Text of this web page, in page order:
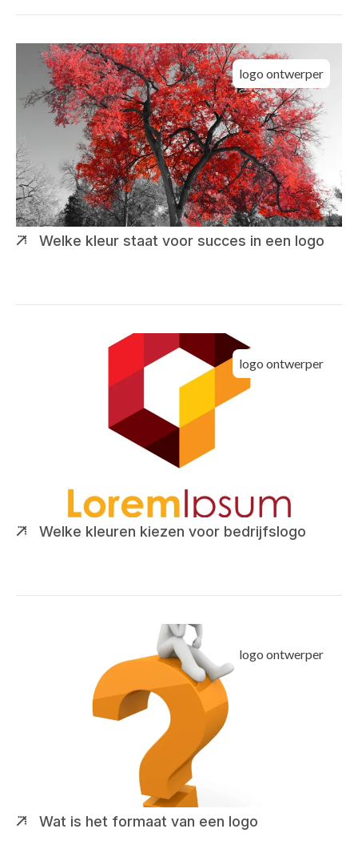
Welke kleur staat voor succes in een logo
logo ontwerper
Welke kleuren kiezen voor bedrijfslogo
logo ontwerper
Wat is het formaat van een logo
logo ontwerper